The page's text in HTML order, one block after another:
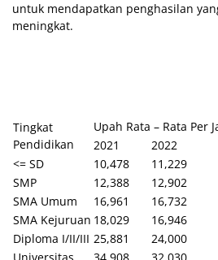
untuk mendapatkan penghasilan
meningkat.
Tingkat
Pendidikan
Upah Rata – Rata Per
2021
2022
<= SD
10,478 11,229
SMP
12,388 12,902
SMA Umum
16,961 16,732
SMA Kejuruan 18,029 16,946
Diploma I/II/III 25,881 24,000